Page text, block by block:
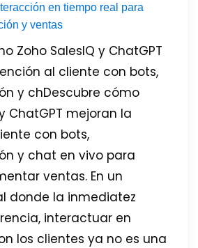
en tiempo real para
y ventas
Zoho SalesIQ y ChatGPT
al cliente con bots,
y chDescubre cómo
ChatGPT mejoran la
con bots,
y chat en vivo para
ventas. En un
donde la inmediatez
interactuar en
los clientes ya no es una